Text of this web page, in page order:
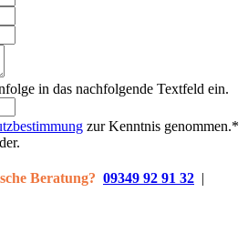
in das nachfolgende Textfeld ein.
zur Kenntnis genommen.*
Beratung? 09349 92 91 32 |